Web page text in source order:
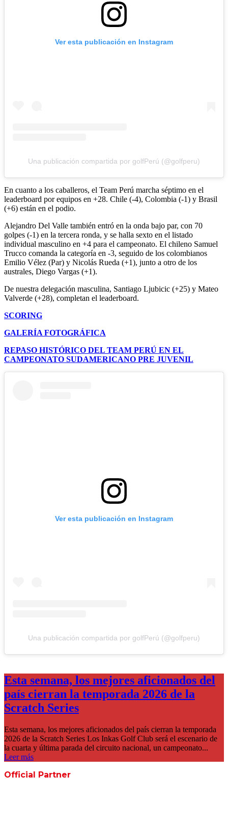
Ver esta publicación en Instagram
Una publicación compartida por golfPerú (@golfperu)
En cuanto a los caballeros, el Team Perú marcha séptimo en el
leaderboard por equipos en +28. Chile (-4), Colombia (-1) y Brasil
(+6) están en el podio.
Alejandro Del Valle también entró en la onda bajo par, con 70
golpes (-1) en la tercera ronda, y se halla sexto en el listado
individual masculino en +4 para el campeonato. El chileno Samuel
Trucco comanda la categoría en -3, seguido de los colombianos
Emilio Vélez (Par) y Nicolás Rueda (+1), junto a otro de los
australes, Diego Vargas (+1).
De nuestra delegación masculina, Santiago Ljubicic (+25) y Mateo
Valverde (+28), completan el leaderboard.
SCORING
GALERÍA FOTOGRÁFICA
REPASO HISTÓRICO DEL TEAM PERÚ EN EL
CAMPEONATO SUDAMERICANO PRE JUVENIL
Ver esta publicación en Instagram
Una publicación compartida por golfPerú (@golfperu)
Esta semana, los mejores aficionados del
país cierran la temporada 2026 de la
Scratch Series
Esta semana, los mejores aficionados del país cierran la temporada
2026 de la Scratch Series Los Inkas Golf Club será el escenario de
la cuarta y última parada del circuito nacional, un campeonato...
Leer más
Official Partner